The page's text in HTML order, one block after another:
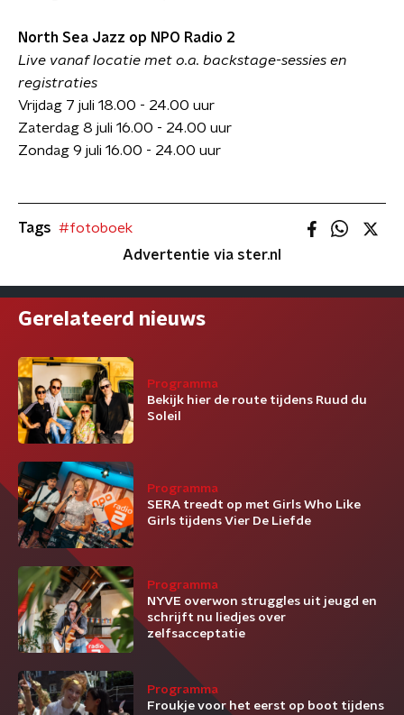
North Sea Jazz op NPO Radio 2
Live vanaf locatie met o.a. backstage-sessies en
registraties
Vrijdag 7 juli 18.00 - 24.00 uur
Zaterdag 8 juli 16.00 - 24.00 uur
Zondag 9 juli 16.00 - 24.00 uur
Tags #fotoboek
Advertentie via ster.nl
Gerelateerd nieuws
Programma
Bekijk hier de route tijdens Ruud du
Soleil
Programma
SERA treedt op met Girls Who Like
Girls tijdens Vier De Liefde
Programma
NYVE overwon struggles uit jeugd en
schrijft nu liedjes over
zelfsacceptatie
Programma
Froukje voor het eerst op boot tijdens